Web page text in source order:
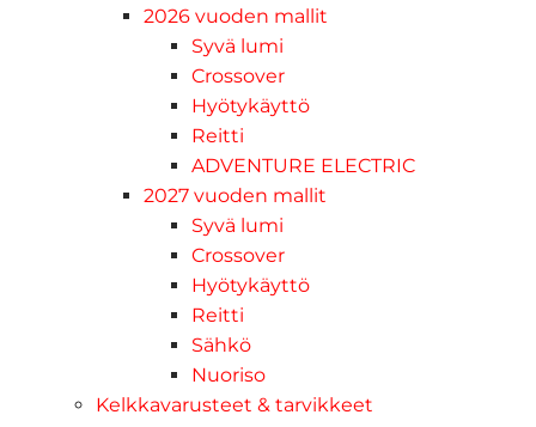
2026 vuoden mallit
Syvä lumi
Crossover
Hyötykäyttö
Reitti
ADVENTURE ELECTRIC
2027 vuoden mallit
Syvä lumi
Crossover
Hyötykäyttö
Reitti
Sähkö
Nuoriso
Kelkkavarusteet & tarvikkeet